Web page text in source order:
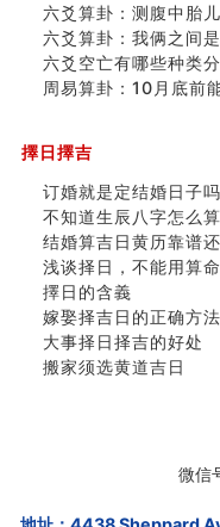
六爻算卦：测腹中胎
六爻算卦：我俩之间
六爻空亡有哪些种类
周易算卦：10月底前
擇日擇吉
订婚就是定结婚日子吗
不知道生辰八字怎么
结婚算吉日黄历靠谱
浅谈择日，不能用算
擇日的含義
嫁娶择吉日的正确方
大事择日择吉的好处
搬家须选黄道吉日
微信